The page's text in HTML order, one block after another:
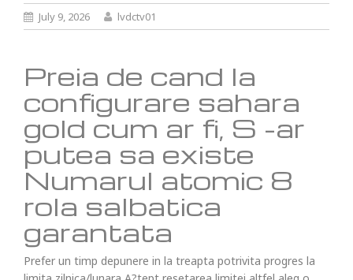
July 9, 2026 lvdctv01
Preia de cand la
configurare sahara
gold cum ar fi, S -ar
putea sa existe
Numarul atomic 8
rola salbatica
garantata
Prefer un timp depunere in la treapta potrivita progres la